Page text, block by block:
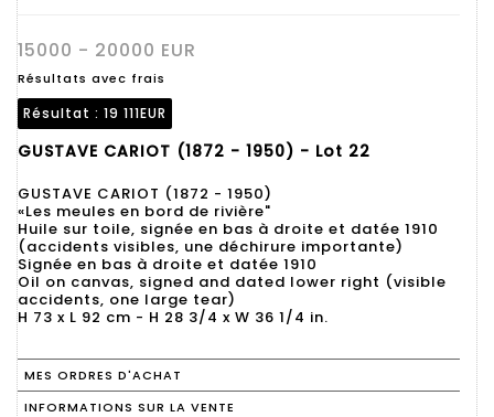
15000 - 20000 EUR
Résultats avec frais
Résultat : 19 111EUR
GUSTAVE CARIOT (1872 - 1950) - Lot 22
GUSTAVE CARIOT (1872 - 1950)
«Les meules en bord de rivière"
Huile sur toile, signée en bas à droite et datée 1910
(accidents visibles, une déchirure importante)
Signée en bas à droite et datée 1910
Oil on canvas, signed and dated lower right (visible
accidents, one large tear)
H 73 x L 92 cm - H 28 3/4 x W 36 1/4 in.
MES ORDRES D'ACHAT
INFORMATIONS SUR LA VENTE